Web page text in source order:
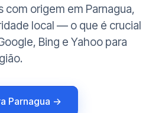
com origem em Parnagua,
local — o que é crucial
Bing e Yahoo para
Parnagua →